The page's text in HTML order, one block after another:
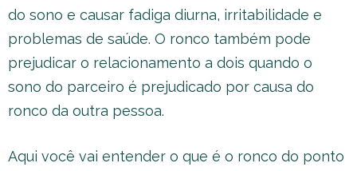
do sono e causar fadiga diurna, irritabilidade e
problemas de saúde. O ronco também pode
prejudicar o relacionamento a dois quando o
sono do parceiro é prejudicado por causa do
ronco da outra pessoa.
Aqui você vai entender o que é o ronco do ponto